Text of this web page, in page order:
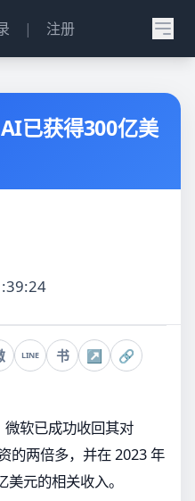
| 注册
已获得300亿美
LINE 书 ↗ 🔗
软已成功收回其对
的两倍多，并在 2023 年
元的相关收入。